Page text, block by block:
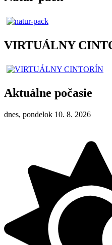
VIRTUÁLNY
Aktuálne počasie
dnes, pondelok 10. 8. 2026